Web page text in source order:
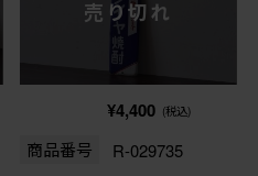
売り切れ
¥4,400 (税込)
商品番号 R-029735